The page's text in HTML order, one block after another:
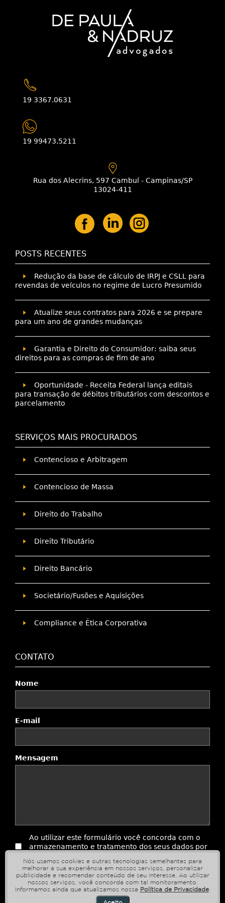
Nós usamos cookies e outras tecnologias semelhantes para
melhorar a sua experiência em nossos serviços, personalizar
publicidade e recomendar conteúdo de seu interesse. Ao utilizar
nossos serviços, você concorda com tal monitoramento.
Informamos ainda que atualizamos nossa Política de Privacidade.
19 3367.0631
19 99473.5211
Rua dos Alecrins, 597 Cambuí - Campinas/SP
13024-411
POSTS RECENTES
Redução da base de cálculo de IRPJ e CSLL para
revendas de veículos no regime de Lucro Presumido
Atualize seus contratos para 2026 e se prepare
para um ano de grandes mudanças
Garantia e Direito do Consumidor: saiba seus
direitos para as compras de fim de ano
Oportunidade - Receita Federal lança editais
para transação de débitos tributários com descontos e
parcelamento
SERVIÇOS MAIS PROCURADOS
Contencioso e Arbitragem
Contencioso de Massa
Direito do Trabalho
Direito Tributário
Direito Bancário
Societário/Fusões e Aquisições
Compliance e Ética Corporativa
CONTATO
Nome
E-mail
Mensagem
Ao utilizar este formulário você concorda com o
armazenamento e tratamento dos seus dados por
Enviar